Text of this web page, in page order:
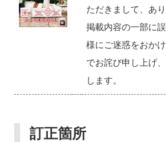
ただきまして、あ
掲載内容の一部に
様にご迷惑をおか
でお詫び申し上げ
します。
訂正箇所